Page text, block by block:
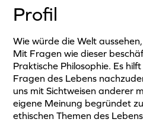
Profil
Wie würde die Welt
Mit Fragen wie dieser
Praktische Philosophie. Es
Fragen des Lebens
uns mit Sichtweisen anderer
eigene Meinung begründet
ethischen Themen des